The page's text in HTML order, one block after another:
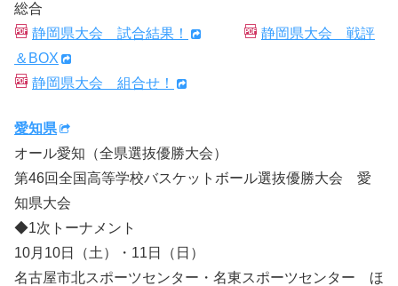
総合
静岡県大会 試合結果！
静岡県大会 戦評
＆BOX
静岡県大会 組合せ！
愛知県
オール愛知（全県選抜優勝大会）
第46回全国高等学校バスケットボール選抜優勝大会 愛
知県大会
◆1次トーナメント
10月10日（土）・11日（日）
名古屋市北スポーツセンター・名東スポーツセンター ほ